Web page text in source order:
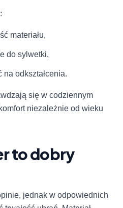
materiału,
do sylwetki,
odkształcenia.
się w codziennym
niezależnie od wieku
to dobry
jednak w odpowiednich